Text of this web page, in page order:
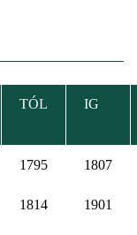
TÓL IG
1795 1807
1814 1901